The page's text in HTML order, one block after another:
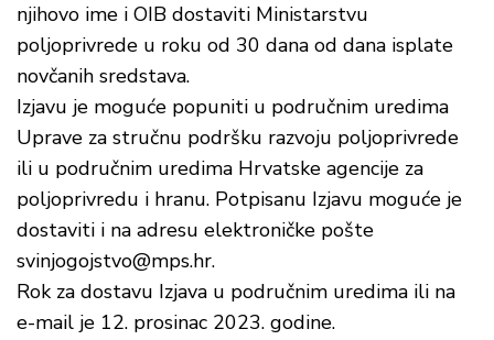
njihovo ime i OIB dostaviti Ministarstvu
poljoprivrede u roku od 30 dana od dana isplate
novčanih sredstava.
Izjavu je moguće popuniti u područnim uredima
Uprave za stručnu podršku razvoju poljoprivrede
ili u područnim uredima Hrvatske agencije za
poljoprivredu i hranu. Potpisanu Izjavu moguće je
dostaviti i na adresu elektroničke pošte
svinjogojstvo@mps.hr.
Rok za dostavu Izjava u područnim uredima ili na
e-mail je 12. prosinac 2023. godine.